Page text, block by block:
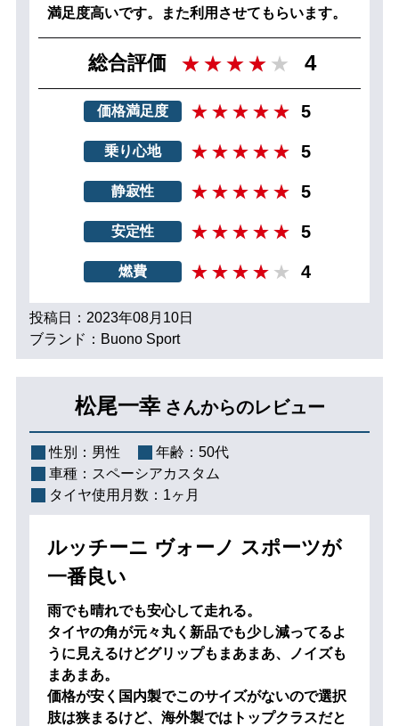
満足度高いです。また利用させてもらいます。
総合評価 4
価格満足度 5
乗り心地 5
静寂性 5
安定性 5
燃費 4
投稿日：2023年08月10日
ブランド：Buono Sport
松尾一幸 さんからのレビュー
性別： 男性 年齢： 50代
車種： スペーシアカスタム
タイヤ使用月数： 1ヶ月
ルッチーニ ヴォーノ スポーツが
一番良い
雨でも晴れでも安心して走れる。
タイヤの角が元々丸く新品でも少し減ってるよ
うに見えるけどグリップもまあまあ、ノイズも
まあまあ。
価格が安く国内製でこのサイズがないので選択
肢は狭まるけど、海外製ではトップクラスだと